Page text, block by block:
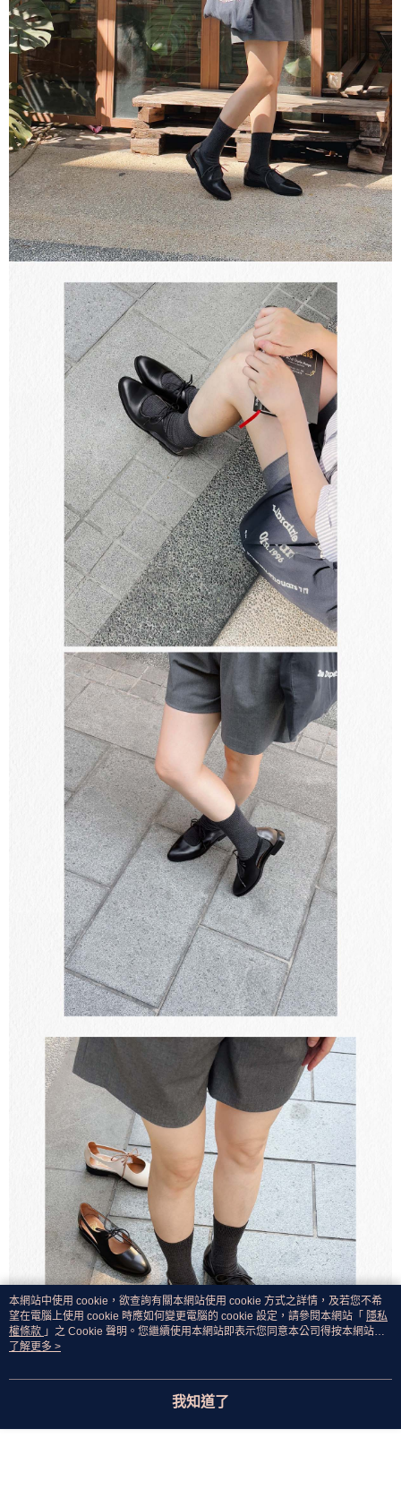
本網站中使用 cookie，欲查詢有關本網站使用 cookie 方式之詳情，及若您不希
望在電腦上使用 cookie 時應如何變更電腦的 cookie 設定，請參閱本網站「 隱私
權條款 」之 Cookie 聲明。您繼續使用本網站即表示您同意本公司得按本網站使
用條款之 Cookie 聲明使用 cookie。
了解更多 >
我知道了